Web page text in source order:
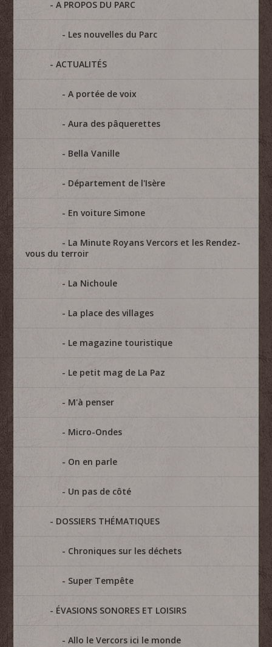
A PROPOS DU PARC
Les nouvelles du Parc
ACTUALITÉS
A portée de voix
Aura des pâquerettes
Bella Vanille
Département de l'Isère
En voiture Simone
La Minute Royans Vercors et les Rendez-
vous du terroir
La Nichoule
La place des villages
Le magazine touristique
Le petit mag de La Paz
M'à penser
Micro-Ondes
On en parle
Un pas de côté
DOSSIERS THÉMATIQUES
Chroniques sur les déchets
Super Tempête
ÉVASIONS SONORES ET LOISIRS
Allo le Vercors ici le monde